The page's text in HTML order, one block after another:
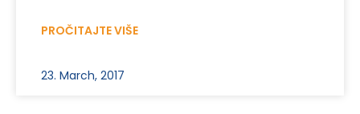
PROČITAJTE VIŠE
23. March, 2017